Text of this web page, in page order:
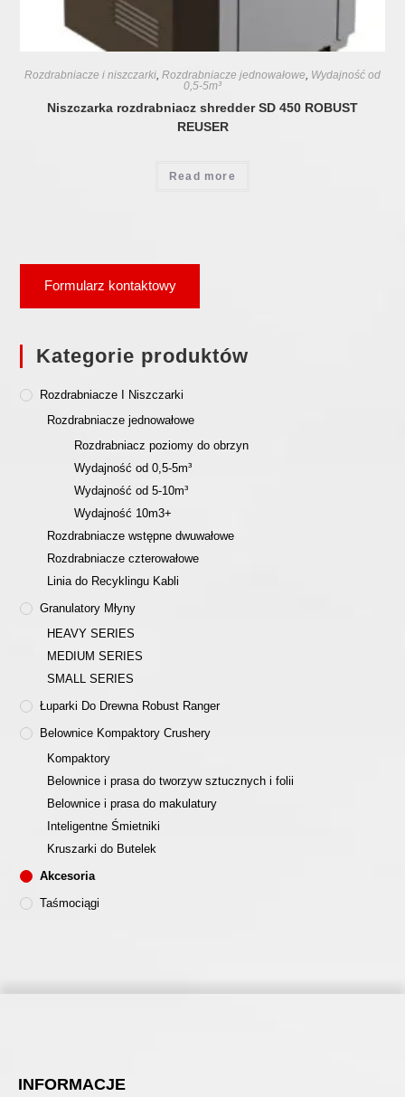
Rozdrabniacze i niszczarki Rozdrabniacze jednowałowe Wydajność od
0,5-5m³
Niszczarka rozdrabniacz shredder SD 450 ROBUST
REUSER
Read more
Formularz kontaktowy
Kategorie produktów
Rozdrabniacze I Niszczarki
Rozdrabniacze jednowałowe
Rozdrabniacz poziomy do obrzyn
Wydajność od 0,5-5m³
Wydajność od 5-10m³
Wydajność 10m3+
Rozdrabniacze wstępne dwuwałowe
Rozdrabniacze czterowałowe
Linia do Recyklingu Kabli
Granulatory Młyny
HEAVY SERIES
MEDIUM SERIES
SMALL SERIES
Łuparki Do Drewna Robust Ranger
Belownice Kompaktory Crushery
Kompaktory
Belownice i prasa do tworzyw sztucznych i folii
Belownice i prasa do makulatury
Inteligentne Śmietniki
Kruszarki do Butelek
Akcesoria
Taśmociągi
INFORMACJE